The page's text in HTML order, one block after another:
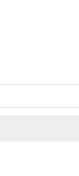
Économique Selected